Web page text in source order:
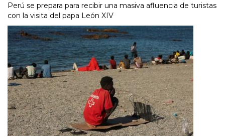
Perú se prepara para recibir una masiva afluencia de turistas
con la visita del papa León XIV